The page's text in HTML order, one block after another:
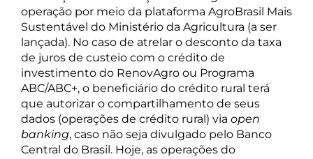
operação por meio da plataforma AgroBrasil Mais
Sustentável do Ministério da Agricultura (a ser
lançada). No caso de atrelar o desconto da taxa
de juros de custeio com o crédito de
investimento do RenovAgro ou Programa
ABC/ABC+, o beneficiário do crédito rural terá
que autorizar o compartilhamento de seus
dados (operações de crédito rural) via open
banking, caso não seja divulgado pelo Banco
Central do Brasil. Hoje, as operações do